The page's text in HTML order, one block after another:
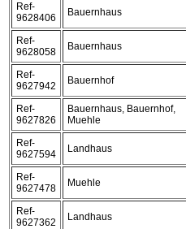
Ref-
9628406
Bauernhaus
Ref-
9628058
Bauernhaus
Ref-
9627942
Bauernhof
Ref-
9627826
Bauernhaus, Bauernhof,
Muehle
Ref-
9627594
Landhaus
Ref-
9627478
Muehle
Ref-
9627362
Landhaus